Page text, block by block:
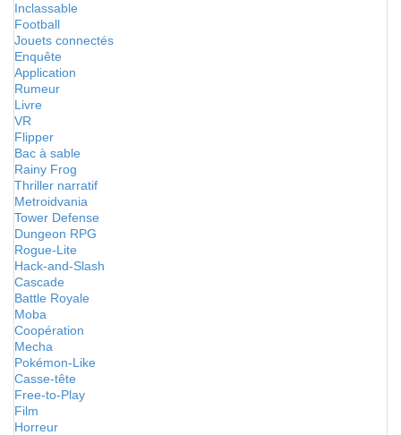
Inclassable
Football
Jouets connectés
Enquête
Application
Rumeur
Livre
VR
Flipper
Bac à sable
Rainy Frog
Thriller narratif
Metroidvania
Tower Defense
Dungeon RPG
Rogue-Lite
Hack-and-Slash
Cascade
Battle Royale
Moba
Coopération
Mecha
Pokémon-Like
Casse-tête
Free-to-Play
Film
Horreur